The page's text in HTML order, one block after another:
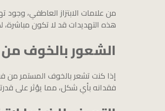
من علامات الابتزاز العاطفي،
هذه التهديدات قد لا تكون مباشرة،
الشعور بالخوف
إذا كنت تشعر بالخوف المستمر من
فقدانه بأي شكل، مما يؤثر على